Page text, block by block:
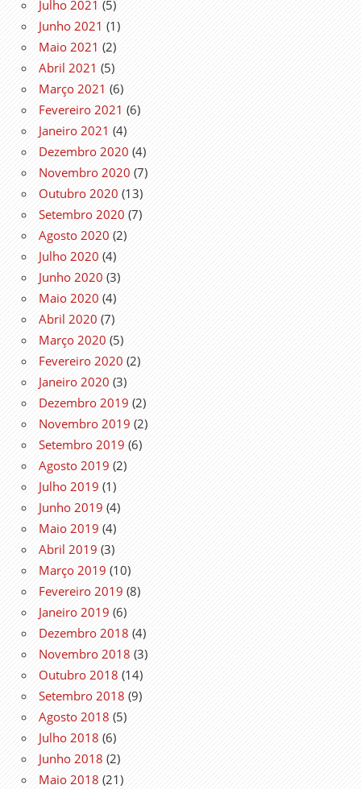
Julho 2021 (5)
Junho 2021 (1)
Maio 2021 (2)
Abril 2021 (5)
Março 2021 (6)
Fevereiro 2021 (6)
Janeiro 2021 (4)
Dezembro 2020 (4)
Novembro 2020 (7)
Outubro 2020 (13)
Setembro 2020 (7)
Agosto 2020 (2)
Julho 2020 (4)
Junho 2020 (3)
Maio 2020 (4)
Abril 2020 (7)
Março 2020 (5)
Fevereiro 2020 (2)
Janeiro 2020 (3)
Dezembro 2019 (2)
Novembro 2019 (2)
Setembro 2019 (6)
Agosto 2019 (2)
Julho 2019 (1)
Junho 2019 (4)
Maio 2019 (4)
Abril 2019 (3)
Março 2019 (10)
Fevereiro 2019 (8)
Janeiro 2019 (6)
Dezembro 2018 (4)
Novembro 2018 (3)
Outubro 2018 (14)
Setembro 2018 (9)
Agosto 2018 (5)
Julho 2018 (6)
Junho 2018 (2)
Maio 2018 (21)